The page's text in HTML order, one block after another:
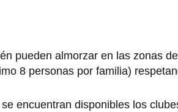
pueden almorzar en las zonas
8 personas por familia)
encuentran disponibles los